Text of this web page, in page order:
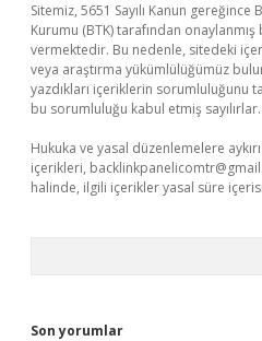
Sitemiz, 5651 Sayılı Kanun
Kurumu (BTK) tarafından
vermektedir. Bu nedenle, sitedeki
veya araştırma yükümlülüğümüz
yazdıkları içeriklerin sorumluluğunu
bu sorumluluğu kabul etmiş sayılırlar.
Hukuka ve yasal düzenlemelere
içerikleri,
halinde, ilgili içerikler yasal süre
Son yorumlar